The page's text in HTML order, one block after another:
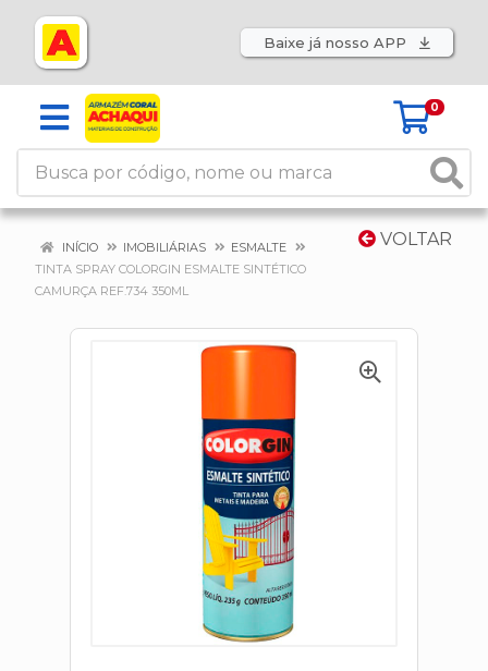
Baixe já nosso APP
0
VOLTAR
INÍCIO IMOBILIÁRIAS
ESMALTE
TINTA SPRAY COLORGIN ESMALTE SINTÉTICO
CAMURÇA REF.734 350ML